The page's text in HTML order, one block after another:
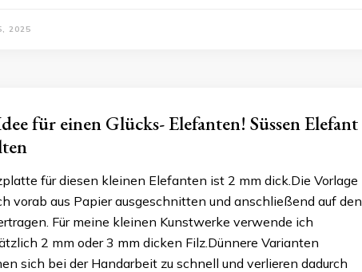
2025
für einen Glücks- Elefanten! Süssen Elefant
für diesen kleinen Elefanten ist 2 mm dick.Die Vorlage
vorab aus Papier ausgeschnitten und anschließend auf den
Für meine kleinen Kunstwerke verwende ich
2 mm oder 3 mm dicken Filz.Dünnere Varianten
sich bei der Handarbeit zu schnell und verlieren dadurch